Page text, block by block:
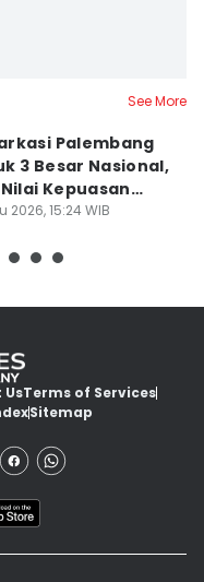
See More
Palembang
3 Besar Nasional,
Kepuasan
2026, 15:24 WIB
Terms of Services
Sitemap